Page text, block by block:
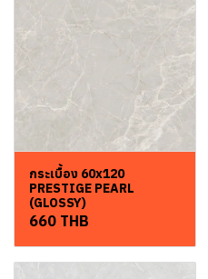
กระเบื้อง 60x120
PRESTIGE PEARL
(GLOSSY)
660 THB